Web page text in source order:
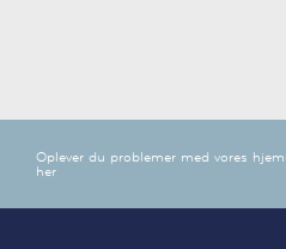
Oplever du problemer med vores
her